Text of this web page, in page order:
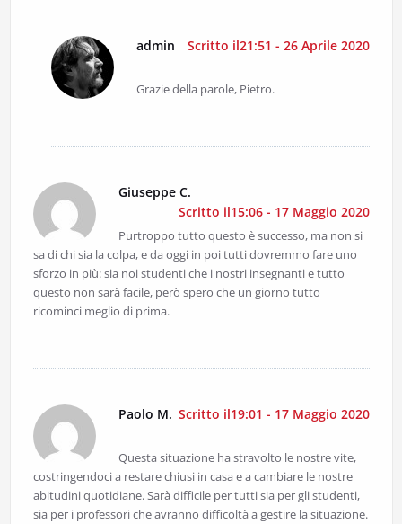
admin Scritto il21:51 - 26 Aprile 2020
Grazie della parole, Pietro.
Giuseppe C.
Scritto il15:06 - 17 Maggio 2020
Purtroppo tutto questo è successo, ma non si
sa di chi sia la colpa, e da oggi in poi tutti dovremmo fare uno
sforzo in più: sia noi studenti che i nostri insegnanti e tutto
questo non sarà facile, però spero che un giorno tutto
ricominci meglio di prima.
Paolo M. Scritto il19:01 - 17 Maggio 2020
Questa situazione ha stravolto le nostre vite,
costringendoci a restare chiusi in casa e a cambiare le nostre
abitudini quotidiane. Sarà difficile per tutti sia per gli studenti,
sia per i professori che avranno difficoltà a gestire la situazione.